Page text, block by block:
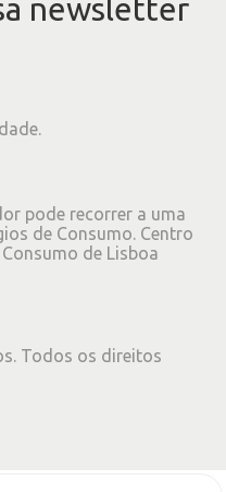
newsletter
.
pode recorrer a uma
de Consumo. Centro
de Lisboa
Todos os direitos